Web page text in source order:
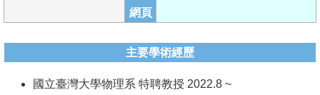
課
網頁
主要學術經歷
國立臺灣大學物理系 特聘教授 2022.8 ~